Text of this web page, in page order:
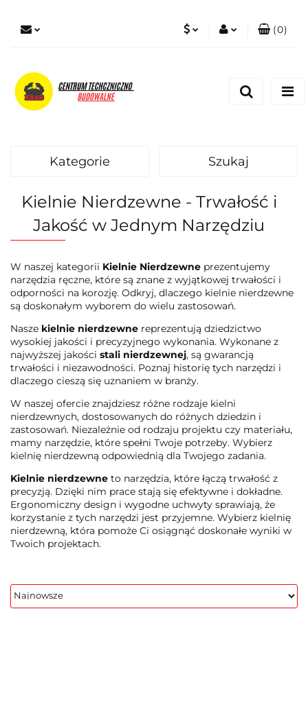
(0)
Kategorie Szukaj
Kielnie Nierdzewne - Trwałość i
Jakość w Jednym Narzędziu
W naszej kategorii Kielnie Nierdzewne prezentujemy
narzędzia ręczne, które są znane z wyjątkowej trwałości i
odporności na korozję. Odkryj, dlaczego kielnie nierdzewne
są doskonałym wyborem do wielu zastosowań.
Nasze kielnie nierdzewne reprezentują dziedzictwo
wysokiej jakości i precyzyjnego wykonania. Wykonane z
najwyższej jakości stali nierdzewnej, są gwarancją
trwałości i niezawodności. Poznaj historię tych narzędzi i
dlaczego cieszą się uznaniem w branży.
W naszej ofercie znajdziesz różne rodzaje kielni
nierdzewnych, dostosowanych do różnych dziedzin i
zastosowań. Niezależnie od rodzaju projektu czy materiału,
mamy narzędzie, które spełni Twoje potrzeby. Wybierz
kielnię nierdzewną odpowiednią dla Twojego zadania.
Kielnie nierdzewne to narzędzia, które łączą trwałość z
precyzją. Dzięki nim prace stają się efektywne i dokładne.
Ergonomiczny design i wygodne uchwyty sprawiają, że
korzystanie z tych narzędzi jest przyjemne. Wybierz kielnię
nierdzewną, która pomoże Ci osiągnąć doskonałe wyniki w
Twoich projektach.